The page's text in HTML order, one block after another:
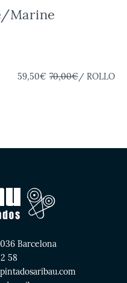
Marine
59,50€ 70,00€/ ROLLO
Barcelona
58